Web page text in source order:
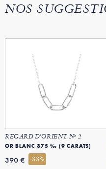
NOS
REGARD D'ORIENT Nº 2
OR BLANC 375 ‰ (9 CARATS)
390 € -33%